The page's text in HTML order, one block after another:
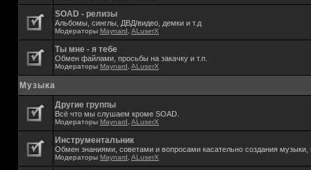
SOAD - релизы
Альбомы, синглы, ДВД/видео, демки и т.д
Модераторы Maynard ALuserX
Ты мне - я тебе
Обмен файлами, просьбы на закачку и т.п.
Модераторы Maynard ALuserX
Музыка
Другие группы
Всё что мы слушаем кроме SOAD.
Модераторы Maynard ALuserX
Инструментальник
Обмен знаниями, советами и вопросами касательно создания музыки,
Модераторы Maynard ALuserX